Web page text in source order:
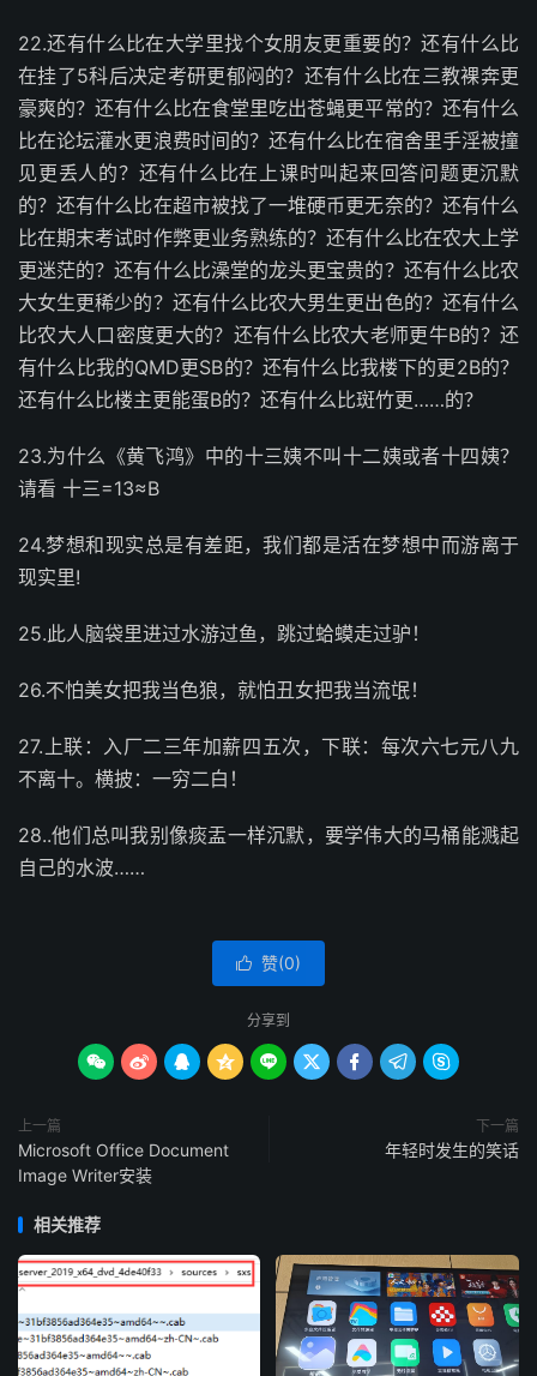
22.还有什么比在大学里找个女朋友更重要的？还有什么比
在挂了5科后决定考研更郁闷的？还有什么比在三教裸奔更
豪爽的？还有什么比在食堂里吃出苍蝇更平常的？还有什么
比在论坛灌水更浪费时间的？还有什么比在宿舍里手淫被撞
见更丢人的？还有什么比在上课时叫起来回答问题更沉默
的？还有什么比在超市被找了一堆硬币更无奈的？还有什么
比在期末考试时作弊更业务熟练的？还有什么比在农大上学
更迷茫的？还有什么比澡堂的龙头更宝贵的？还有什么比农
大女生更稀少的？还有什么比农大男生更出色的？还有什么
比农大人口密度更大的？还有什么比农大老师更牛B的？还
有什么比我的QMD更SB的？还有什么比我楼下的更2B的？
还有什么比楼主更能蛋B的？还有什么比斑竹更……的？
23.为什么《黄飞鸿》中的十三姨不叫十二姨或者十四姨？
请看 十三=13≈B
24.梦想和现实总是有差距，我们都是活在梦想中而游离于
现实里!
25.此人脑袋里进过水游过鱼，跳过蛤蟆走过驴！
26.不怕美女把我当色狼，就怕丑女把我当流氓！
27.上联：入厂二三年加薪四五次，下联：每次六七元八九
不离十。横披：一穷二白！
28..他们总叫我别像痰盂一样沉默，要学伟大的马桶能溅起
自己的水波……
 赞(0)
分享到
        
上一篇
Microsoft Office Document
Image Writer安装
下一篇
年轻时发生的笑话
相关推荐